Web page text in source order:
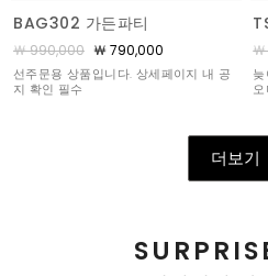
BAG302 가든파티
￦ 990,000 ￦ 790,000
선주문용 상품입니다. 상세페이지 내 공
지 확인 필수
더보기